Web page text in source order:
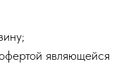
являющейся